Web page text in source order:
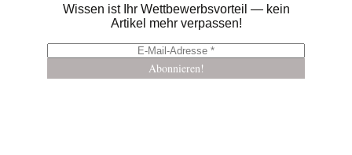
Wissen ist Ihr Wettbewerbsvorteil — kein
Artikel mehr verpassen!